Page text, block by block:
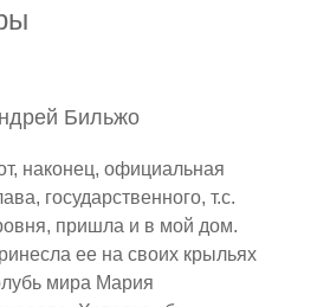
Бильжо
наконец, официальная
государственного, т.с.
пришла и в мой дом.
ее на своих крыльях
мира Мария